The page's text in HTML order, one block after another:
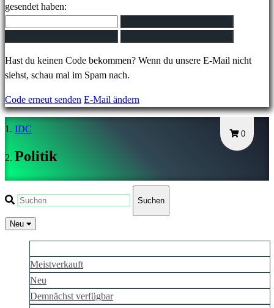
HR
IT
JA
KO
NL
PL
PT
RO
SR
SV
TR
UK
gesendet haben:
Hast du keinen Code bekommen? Wenn du unsere E-Mail nicht
siehst, schau mal im Spam nach.
Code erneut senden E-Mail ändern
0
IDC
Politik
Suchen
Neu
Meistverkauft
Neu
Demnächst verfügbar